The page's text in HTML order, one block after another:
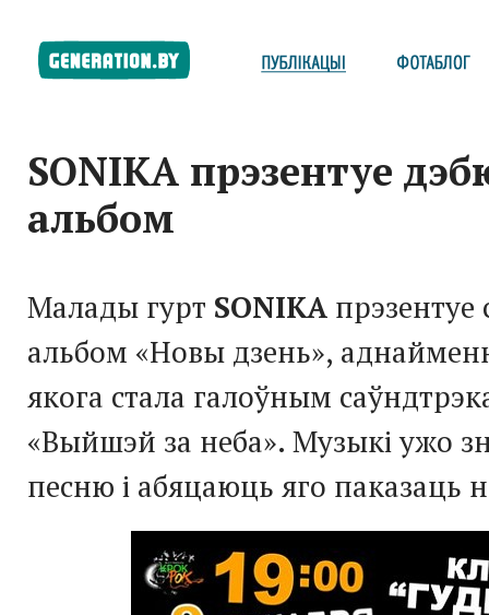
SONIKA прэзентуе
альбом
Малады гурт SONIKA
альбом «Новы дзень»,
якога стала галоўным
«Выйшэй за неба». Музыкі ужо
песню і абяцаюць яго паказаць